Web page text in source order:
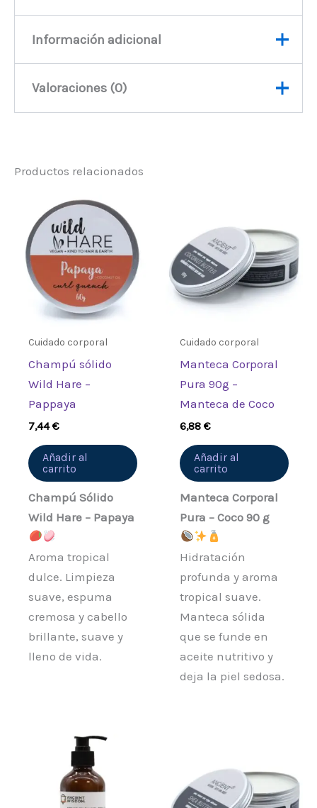
Información adicional
Peso
Valoraciones (0)
“Champú sólido Wild Hare –
Orquídea”
Debesaccederpara publicar una
valoración.
Productos relacionados
Cuidado corporal
Champú sólido
Wild Hare –
Pappaya
7,44€
Añadir al
carrito
Champú Sólido
Wild Hare – Papaya
Aroma tropical
dulce. Limpieza
suave, espuma
cremosa y cabello
brillante, suave y
lleno de vida.
Cuidado corporal
Manteca Corporal
Pura 90g –
Manteca de Coco
6,88€
Añadir al
carrito
Manteca Corporal
Pura – Coco 90 g
Hidratación
profunda y aroma
tropical suave.
Manteca sólida
que se funde en
aceite nutritivo y
deja la piel sedosa.